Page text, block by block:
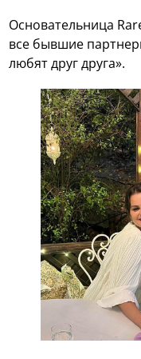
Основательница
все бывшие
любят друг друга».